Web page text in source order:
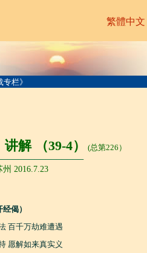
栏》
解 （39-4）
(总第226）
州 2016.7.23
经偈）
百千万劫难遭遇
愿解如来真实义
繁體中文